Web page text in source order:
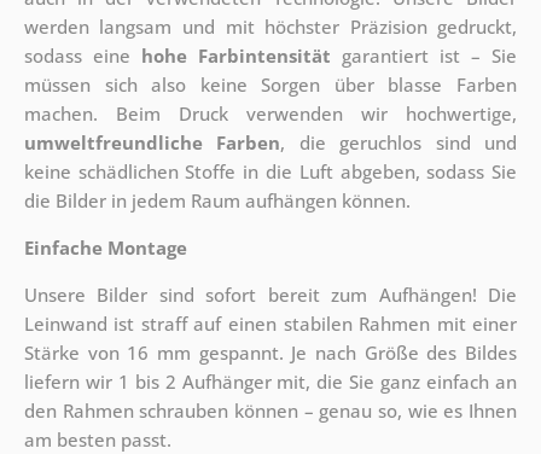
werden langsam und mit höchster Präzision gedruckt,
sodass eine hohe Farbintensität garantiert ist – Sie
müssen sich also keine Sorgen über blasse Farben
machen. Beim Druck verwenden wir hochwertige,
umweltfreundliche Farben, die geruchlos sind und
keine schädlichen Stoffe in die Luft abgeben, sodass Sie
die Bilder in jedem Raum aufhängen können.
Einfache Montage
Unsere Bilder sind sofort bereit zum Aufhängen! Die
Leinwand ist straff auf einen stabilen Rahmen mit einer
Stärke von 16 mm gespannt. Je nach Größe des Bildes
liefern wir 1 bis 2 Aufhänger mit, die Sie ganz einfach an
den Rahmen schrauben können – genau so, wie es Ihnen
am besten passt.